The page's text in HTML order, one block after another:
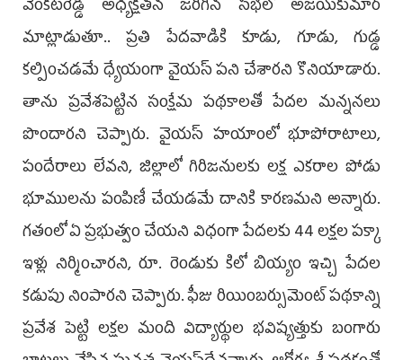
వెంకటరెడ్డి అధ్యక్షతన జరిగిన సభలో అజయ్‌కుమార్
మాట్లాడుతూ.. ప్రతి పేదవాడికి కూడు, గూడు, గుడ్డ
కల్పించడమే ధ్యేయంగా వైయస్ పని చేశారని కొనియాడారు.
తాను ప్రవేశపెట్టిన సంక్షేమ పథకాలతో పేదల మన్ననలు
పొందారని చెప్పారు. వైయస్ హయాంలో భూపోరాటాలు,
పందేరాలు లేవని, జిల్లాలో గిరిజనులకు లక్ష ఎకరాల పోడు
భూములను పంపిణీ చేయడమే దానికి కారణమని అన్నారు.
గతంలో ఏ ప్రభుత్వం చేయని విధంగా పేదలకు 44 లక్షల పక్కా
ఇళ్లు నిర్మించారని, రూ. రెండుకు కిలో బియ్యం ఇచ్చి పేదల
కడుపు నింపారని చెప్పారు. ఫీజు రియింబర్సుమెంట్ పథకాన్ని
ప్రవేశ పెట్టి లక్షల మంది విద్యార్థుల భవిష్యత్తుకు బంగారు